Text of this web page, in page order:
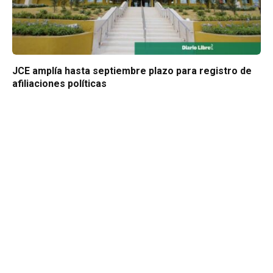
JCE amplía hasta septiembre plazo para registro de
afiliaciones políticas